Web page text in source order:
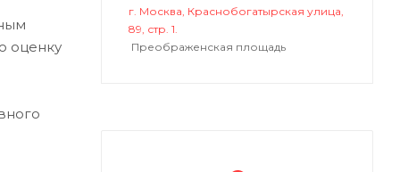
оценку
г. Москва, Краснобогатырская улица,
89, стр. 1.
Преображенская площадь